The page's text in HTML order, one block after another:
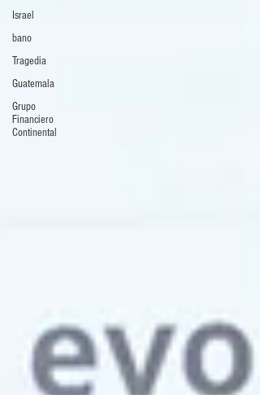
Israel
bano
Tragedia
Guatemala
Grupo
Financiero
Continental